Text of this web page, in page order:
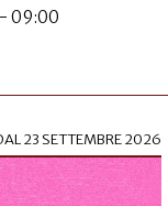
09:00
23 SETTEMBRE 2026